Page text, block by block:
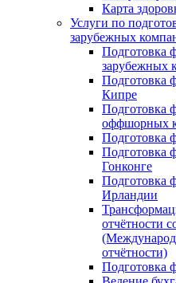
Карта
Услуги по
зарубежных
Подготовка
зарубежных
Подготовка
Кипре
Подготовка
оффшорных
Подготовка
Подготовка
Гонконге
Подготовка
Ирландии
отчётности
отчётности)
Подготовка